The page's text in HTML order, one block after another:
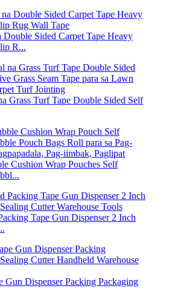
Double Sided Carpet Tape Heavy
R...
Grass Turf Tape Double Sided Self
Cushion Wrap Pouches Self
Tape Gun Dispenser 2 Inch
Gun Dispenser Packing Packaging